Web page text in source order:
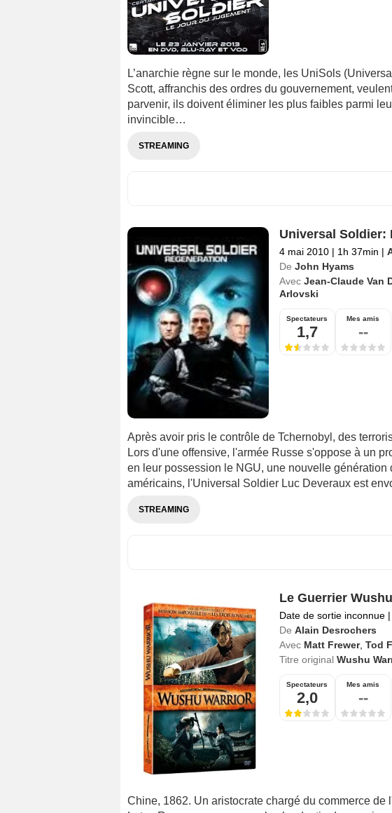
L’anarchie règne sur le monde, les UniSols
Scott, affranchis des ordres du gouvernement,
parvenir, ils doivent éliminer les plus faibles parmi
invincible…
STREAMING
Universal Soldier:
4 mai 2010 | 1h 37min |
De John Hyams
Avec Jean-Claude Van
Arlovski
Spectateurs
1,7
Mes amis
--
Après avoir pris le contrôle de Tchernobyl, des
Lors d'une offensive, l'armée Russe s'oppose à un
en leur possession le NGU, une nouvelle génération
américains, l'Universal Soldier Luc Deveraux est
STREAMING
Le Guerrier Wushu
Date de sortie inconnue |
De Alain Desrochers
Avec Matt Frewer, Tod
Titre original Wushu
Spectateurs
2,0
Mes amis
--
Chine, 1862. Un aristocrate chargé du commerce de